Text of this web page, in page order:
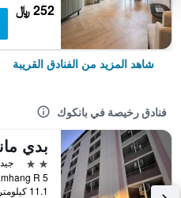
252 ﷼
شاهد المزيد من الفنادق القريبة
فنادق رخيصة في بانكوك
بدي
2 نجمتين
جيد 7.0
11.1 كيلومتر عن وسط المدينة